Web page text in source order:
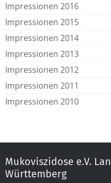
Impressionen 2016
Impressionen 2015
Impressionen 2014
Impressionen 2013
Impressionen 2012
Impressionen 2011
Impressionen 2010
Mukoviszidose e.V.
Württemberg